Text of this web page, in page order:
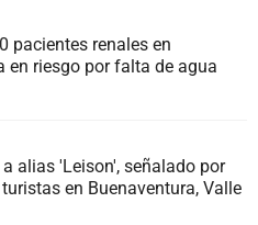
pacientes renales en
en riesgo por falta de agua
alias 'Leison', señalado por
en Buenaventura, Valle